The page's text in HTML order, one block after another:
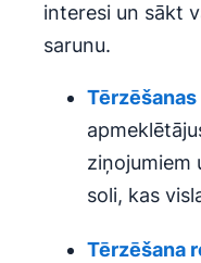
interesi un sākt
sarunu.
ziņojumiem
soli, kas
Tērzēšana